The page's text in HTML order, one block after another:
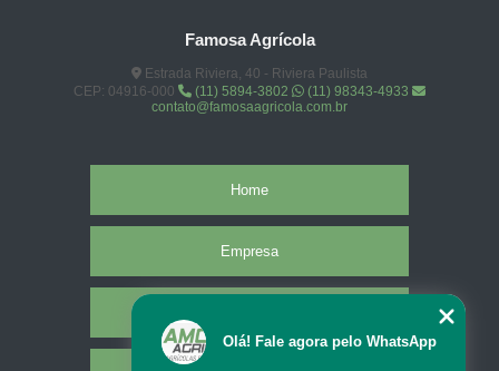
Famosa Agrícola
Estrada Riviera, 40 - Riviera Paulista
CEP: 04916-000
(11) 5894-3802
(11) 98343-4933
contato@famosaagricola.com.br
Home
Empresa
Olá! Fale agora pelo WhatsApp